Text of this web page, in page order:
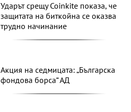
Ударът срещу Coinkite показа, че
защитата на биткойна се оказва
трудно начинание
Акция на седмицата: „Българска
фондова борса“ АД